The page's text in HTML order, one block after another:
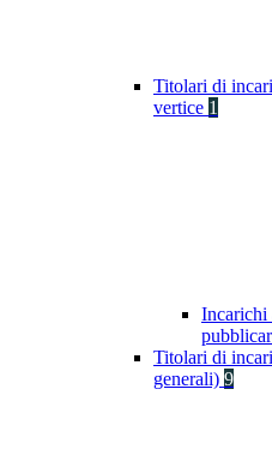
Titolari di
vertice 1
Incarichi
Titolari di
generali) 9